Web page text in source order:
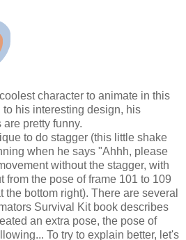
character to animate in this
his interesting design, his
pretty funny.
to do stagger (this little shake
when he says "Ahhh, please
without the stagger, with
from the pose of frame 101 to 109
the bottom right). There are several
Survival Kit book describes
an extra pose, the pose of
To try to explain better, let's